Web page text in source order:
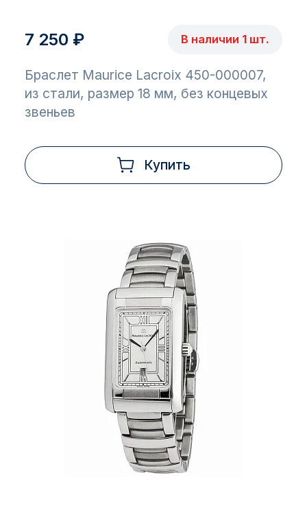
7 250 ₽ В наличии 1 шт.
Браслет Maurice Lacroix 450-000007,
из стали, размер 18 мм, без концевых
звеньев
Купить